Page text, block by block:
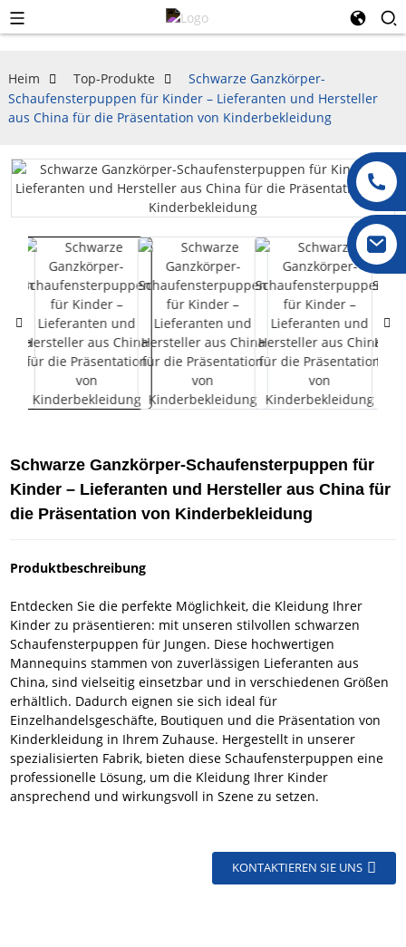
Heim Top-Produkte
Schwarze Ganzkörper-
Schaufensterpuppen für Kinder – Lieferanten und Hersteller
aus China für die Präsentation von Kinderbekleidung
Schwarze Ganzkörper-Schaufensterpuppen für
Kinder – Lieferanten und Hersteller aus China für
die Präsentation von Kinderbekleidung
Produktbeschreibung
Entdecken Sie die perfekte Möglichkeit, die Kleidung Ihrer
Kinder zu präsentieren: mit unseren stilvollen schwarzen
Schaufensterpuppen für Jungen. Diese hochwertigen
Mannequins stammen von zuverlässigen Lieferanten aus
China, sind vielseitig einsetzbar und in verschiedenen Größen
erhältlich. Dadurch eignen sie sich ideal für
Einzelhandelsgeschäfte, Boutiquen und die Präsentation von
Kinderkleidung in Ihrem Zuhause. Hergestellt in unserer
spezialisierten Fabrik, bieten diese Schaufensterpuppen eine
professionelle Lösung, um die Kleidung Ihrer Kinder
ansprechend und wirkungsvoll in Szene zu setzen.
KONTAKTIEREN SIE UNS